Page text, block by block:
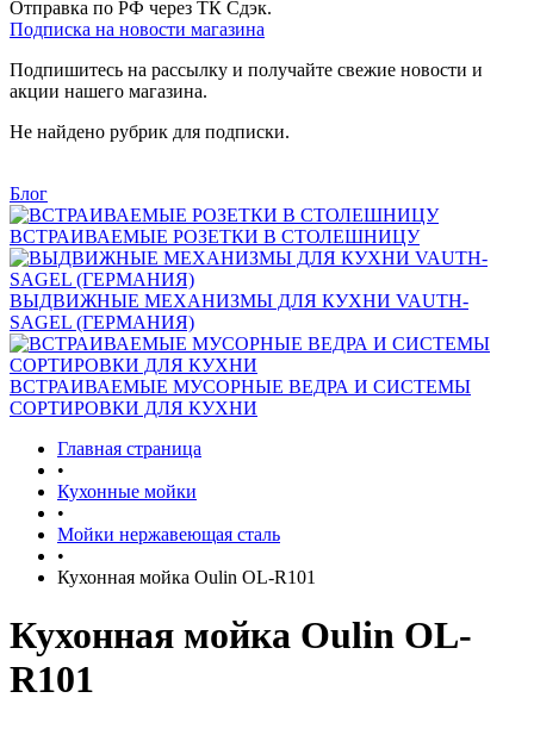
Отправка по РФ через ТК Сдэк.
Подписка на новости магазина
Подпишитесь на рассылку и получайте свежие новости и
акции нашего магазина.
Не найдено рубрик для подписки.
Блог
ВСТРАИВАЕМЫЕ РОЗЕТКИ В СТОЛЕШНИЦУ
ВЫДВИЖНЫЕ МЕХАНИЗМЫ ДЛЯ КУХНИ VAUTH-
SAGEL (ГЕРМАНИЯ)
ВСТРАИВАЕМЫЕ МУСОРНЫЕ ВЕДРА И СИСТЕМЫ
СОРТИРОВКИ ДЛЯ КУХНИ
Главная страница
•
Кухонные мойки
•
Мойки нержавеющая сталь
•
Кухонная мойка Oulin OL-R101
Кухонная мойка Oulin OL-
R101